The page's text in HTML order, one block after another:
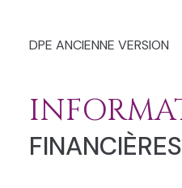
DPE ANCIENNE VERSION
FINANCIÈRES